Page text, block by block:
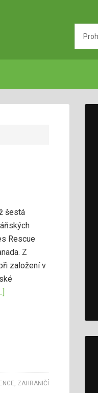
šestá
Rescue
Z
založení v
, ZAHRANIČÍ